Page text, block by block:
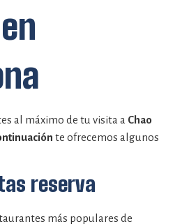
al máximo de tu visita a Chao
te ofrecemos algunos
reserva
más populares de